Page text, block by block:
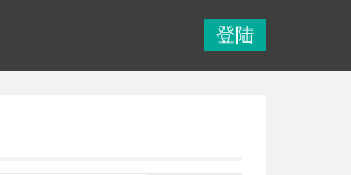
登陆